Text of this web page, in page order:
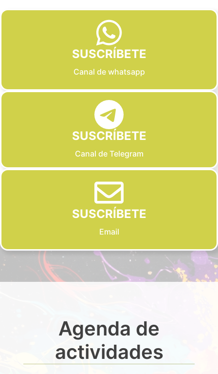
SUSCRÍBETE
Canal de whatsapp
SUSCRÍBETE
Canal de Telegram
SUSCRÍBETE
Email
Agenda de
actividades